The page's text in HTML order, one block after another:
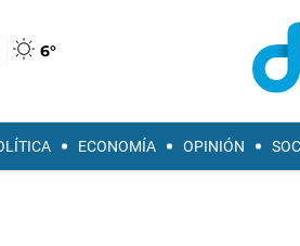
6°
ECONOMÍA OPINIÓN